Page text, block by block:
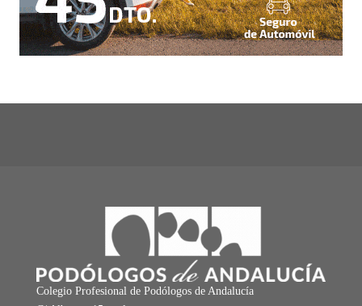
Colegio Profesional de Podólogos de Andalucía